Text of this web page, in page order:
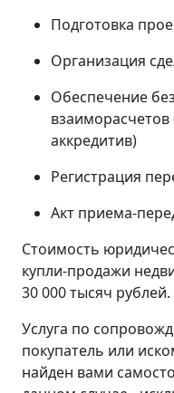
Подготовка
Организация
Обеспечение
взаиморасчетов
аккредитив)
Регистрация
Акт приема-
Стоимость
купли-продажи
30 000 тысяч рублей.
Услуга по
покупатель или
найден вами